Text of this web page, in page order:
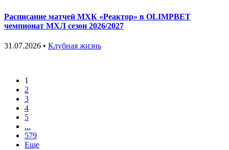
Расписание матчей МХК «Реактор» в OLIMPBET
чемпионат МХЛ сезон 2026/2027
31.07.2026 • Клубная жизнь
1
2
3
4
5
...
579
Еще